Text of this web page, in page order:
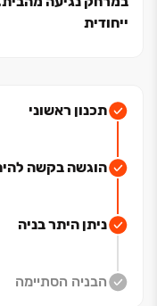
ייחודית
שכונת אפיקי הנחל
ושקטה, עם גישה נוחה
המורכבת
בעיקר ממשפחות
וצפויה לכלול בעתיד
תכנון ראשוני
הוגשה בקשה
ניתן היתר בניה
הבניה הסתיימה